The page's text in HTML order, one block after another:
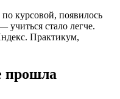
курсовой, появилось
учиться стало легче.
Практикум,
прошла